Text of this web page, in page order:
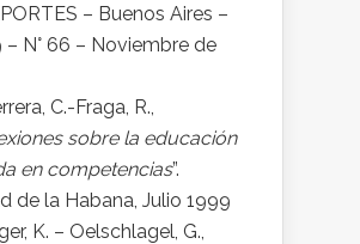
– Buenos Aires –
– N° 66 – Noviembre de
C.-Fraga, R.,
sobre la educación
en competencias”.
de la Habana, Julio 1999
K. – Oelschlagel, G.,